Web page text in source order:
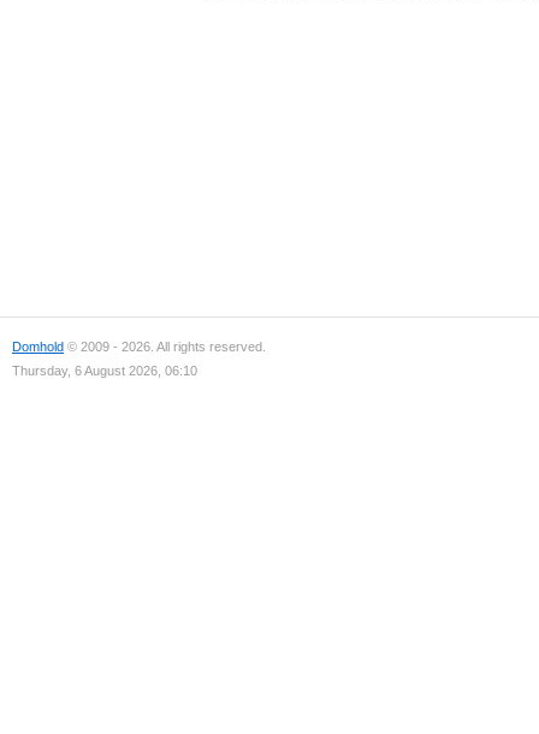
Domhold © 2009 - 2026. All rights reserved.
Thursday, 6 August 2026, 06:10